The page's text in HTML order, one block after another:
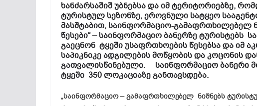
ხანძარსაშიშ უბნებსა და იმ ტერიტორიებზე,
ტურისტულ სეზონზე, ეროვნული სატყეო
მასშტაბით, საინფორმაციო-გამაფრთხილებელ
წესები“ – საინფორმაციო ბანერზე ტურისტებს
გაეცნონ ტყეში უსაფრთხოების წესებსა და იმ
საპიკნიკე ადგილების მოწყობის და კოცონის
გათვალისწინებული. საინფორმაციო ბანერი
ტყეში 350 ლოკაციაზე განთავსდება.
„საინფორმაციო – გამაფრთხილებელ ნიშნებს